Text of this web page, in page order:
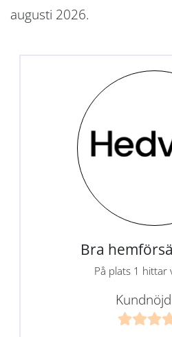
augusti 2026.
Bra
På plats 1 hittar